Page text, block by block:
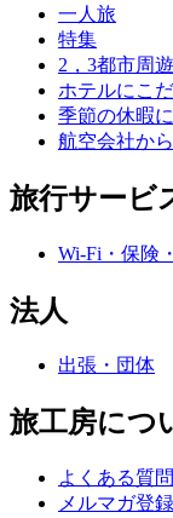
一人旅
特集
2，3都市周遊
ホテルにこ
季節の休暇に
航空会社か
旅行サービ
Wi-Fi・保険
法人
出張・団体
旅工房につ
よくある質問
メルマガ登録